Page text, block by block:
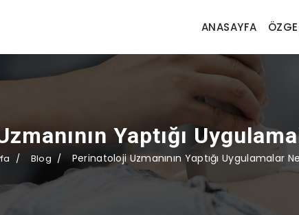
ANASAYFA
Yaptığı
Blog Perinatoloji Uzmanının Yaptığı Uygulamalar